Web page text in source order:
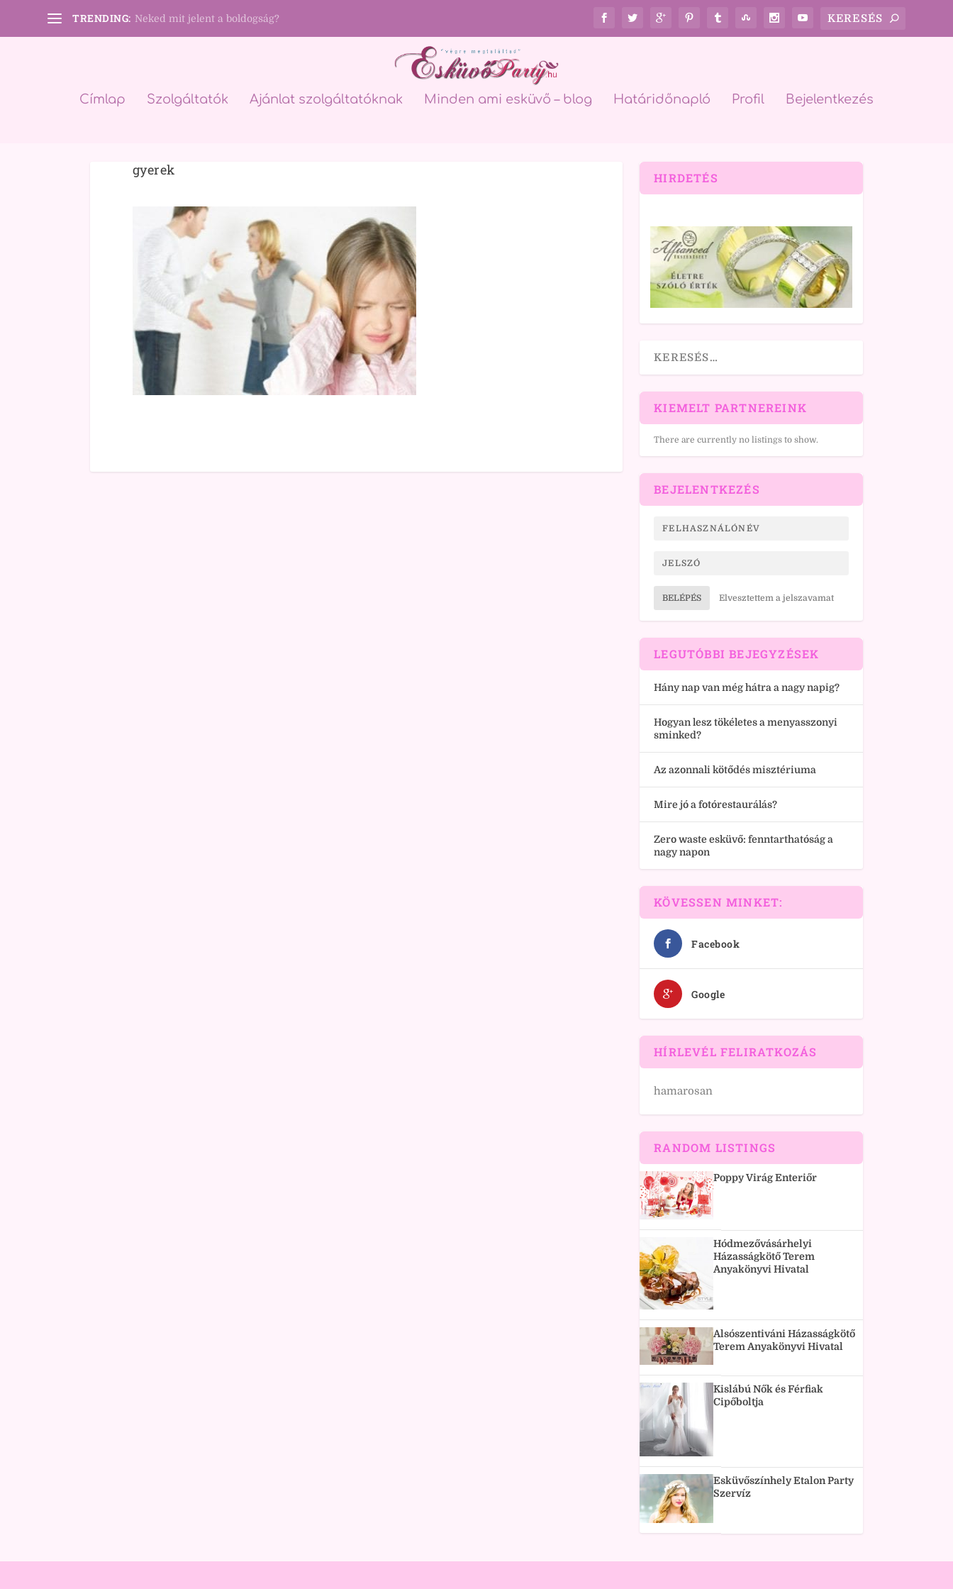
TRENDING: Neked mit jelent a boldogság?
Címlap Szolgáltatók Ajánlat szolgáltatóknak Minden ami esküvő – blog Határidőnapló Profil Bejelentkezés
gyerek HIRDETÉS
KIEMELT PARTNEREINK
There are currently no listings to show.
BEJELENTKEZÉS
BELÉPÉS Elvesztettem a jelszavamat
LEGUTÓBBI BEJEGYZÉSEK
Hány nap van még hátra a nagy napig?
Hogyan lesz tökéletes a menyasszonyi
sminked?
Az azonnali kötődés misztériuma
Mire jó a fotórestaurálás?
Zero waste esküvő: fenntarthatóság a
nagy napon
KÖVESSEN MINKET:
Facebook
Google
HÍRLEVÉL FELIRATKOZÁS
hamarosan
RANDOM LISTINGS
Poppy Virág Enteriőr
Hódmezővásárhelyi
Házasságkötő Terem
Anyakönyvi Hivatal
Alsószentiváni Házasságkötő
Terem Anyakönyvi Hivatal
Kislábú Nők és Férfiak
Cipőboltja
Esküvőszínhely Etalon Party
Szervíz